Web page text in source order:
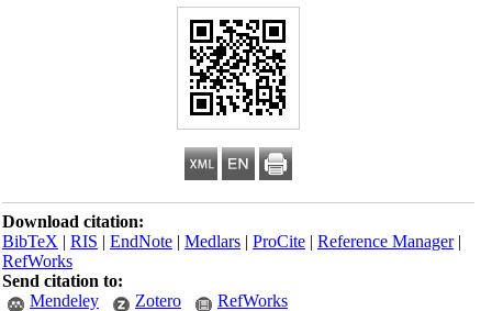
Download citation:
BibTeX|RIS|EndNote|Medlars|ProCite|Reference Manager
RefWorks
Send citation to:
Mendeley
Zotero RefWorks